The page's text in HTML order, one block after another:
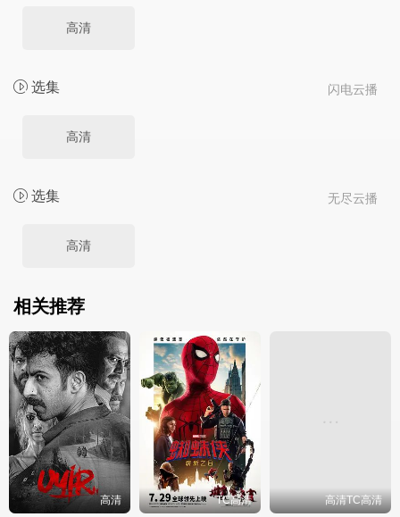
高清
闪电云播
选集
高清
无尽云播
选集
高清
相关推荐
高清 TC高清 高清TC高清